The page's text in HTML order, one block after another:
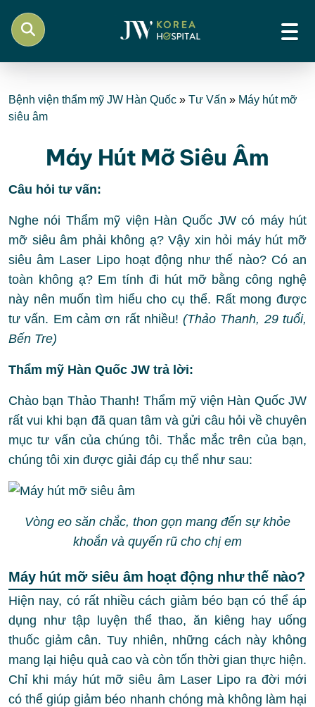
Bệnh viện thẩm mỹ JW Hàn Quốc » Tư Vấn » Máy hút mỡ
siêu âm
Máy Hút Mỡ Siêu Âm
Câu hỏi tư vấn:
Nghe nói Thẩm mỹ viện Hàn Quốc JW có máy hút
mỡ siêu âm phải không ạ? Vậy xin hỏi máy hút mỡ
siêu âm Laser Lipo hoạt động như thế nào? Có an
toàn không ạ? Em tính đi hút mỡ bằng công nghệ
này nên muốn tìm hiểu cho cụ thể. Rất mong được
tư vấn. Em cảm ơn rất nhiều!(Thảo Thanh, 29 tuổi,
Bến Tre)
Thẩm mỹ Hàn Quốc JW trả lời:
Chào bạn Thảo Thanh! Thẩm mỹ viện Hàn Quốc JW
rất vui khi bạn đã quan tâm và gửi câu hỏi về chuyên
mục tư vấn của chúng tôi. Thắc mắc trên của bạn,
chúng tôi xin được giải đáp cụ thể như sau:
Vòng eo săn chắc, thon gọn mang đến sự khỏe
khoắn và quyến rũ cho chị em
Máy hút mỡ siêu âm hoạt động như thế nào?
Hiện nay, có rất nhiều cách giảm béo bạn có thể áp
dụng như tập luyện thể thao, ăn kiêng hay uống
thuốc giảm cân. Tuy nhiên, những cách này không
mang lại hiệu quả cao và còn tốn thời gian thực hiện.
Chỉ khi máy hút mỡ siêu âm Laser Lipo ra đời mới
có thể giúp giảm béo nhanh chóng mà không làm hại